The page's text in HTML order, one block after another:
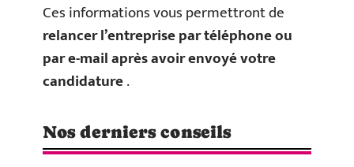
Ces informations vous permettront de
relancer l’entreprise par téléphone ou
par e-mailaprès avoir envoyé votre
candidature.
Nos derniers conseils